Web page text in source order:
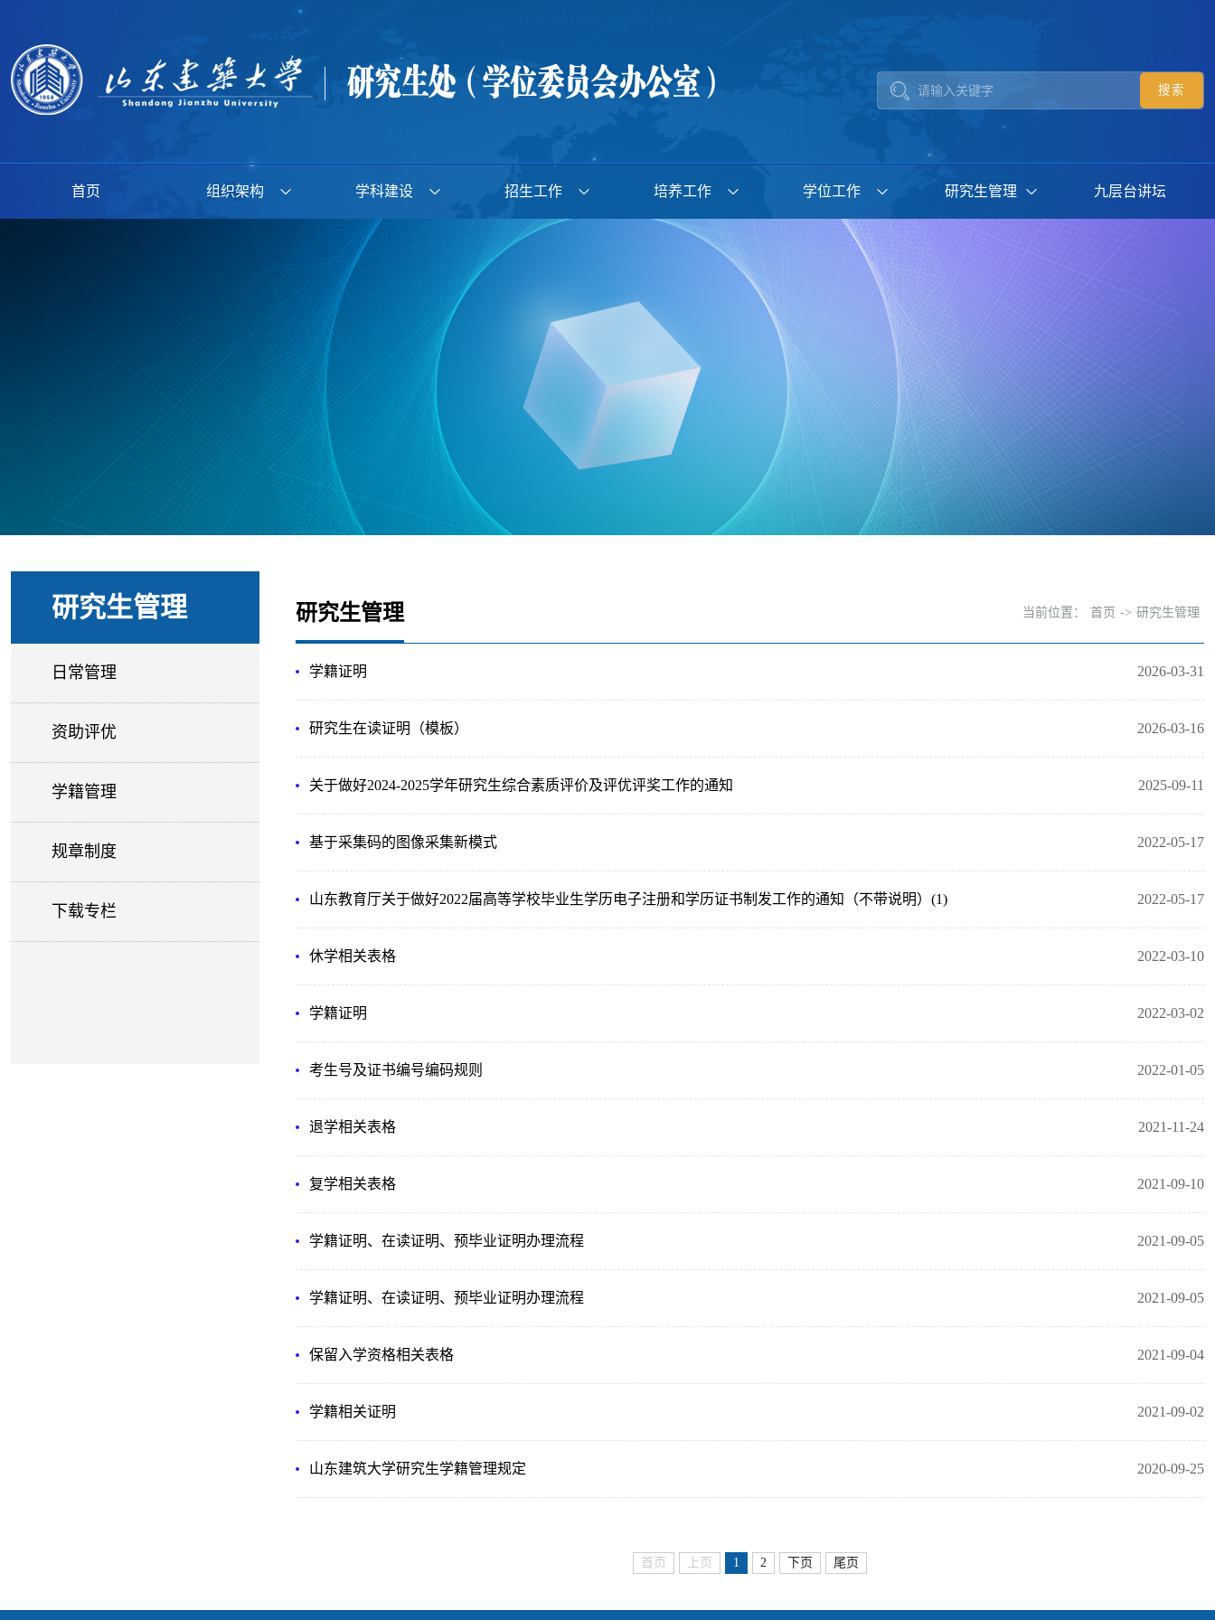
首页 组织架构 学科建设 招生工作 培养工作 学位工作 研究生管理 九层台讲坛
研究生管理
日常管理
资助评优
学籍管理
规章制度
下载专栏
研究生管理 当前位置： 首页 -> 研究生管理
2026-03-31
学籍证明
2026-03-16
研究生在读证明（模板）
2025-09-11
关于做好2024-2025学年研究生综合素质评价及评优评奖工作的通知
2022-05-17
基于采集码的图像采集新模式
2022-05-17
山东教育厅关于做好2022届高等学校毕业生学历电子注册和学历证书制发工作的通知（不带说明）(1)
2022-03-10
休学相关表格
2022-03-02
学籍证明
2022-01-05
考生号及证书编号编码规则
2021-11-24
退学相关表格
2021-09-10
复学相关表格
2021-09-05
学籍证明、在读证明、预毕业证明办理流程
2021-09-05
学籍证明、在读证明、预毕业证明办理流程
2021-09-04
保留入学资格相关表格
2021-09-02
学籍相关证明
2020-09-25
山东建筑大学研究生学籍管理规定
首页 上页 1 2 下页 尾页